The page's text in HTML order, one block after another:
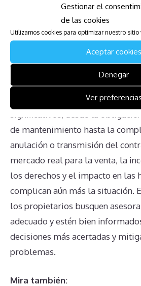
Gestionar el
de las cookies
Utilizamos cookies para optimizar nuestro sitio
Aceptar cookies
Denegar
Ver preferencias
lugar a decisiones mal
problemas para los propietarios.
En resumen, los propietarios de
Plantation Club Villas enfrentan
de mantenimiento hasta la
anulación o transmisión del
mercado real para la venta, la
los derechos y el impacto en las
complican aún más la situación.
los propietarios busquen
adecuado y estén bien
decisiones más acertadas y
problemas.
Mira también: